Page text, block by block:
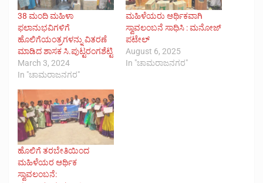
38 ಮಂದಿ ಮಹಿಳಾ
ಫಲಾನುಭವಿಗಳಿಗೆ
ಹೊಲಿಗೆಯಂತ್ರಗಳನ್ನು ವಿತರಣೆ
ಮಾಡಿದ ಶಾಸಕ ಸಿ.ಪುಟ್ಟರಂಗಶೆಟ್ಟಿ
March 3, 2024
In "ಚಾಮರಾಜನಗರ"
ಮಹಿಳೆಯರು ಆರ್ಥಿಕವಾಗಿ
ಸ್ವಾವಲಂಬನೆ ಸಾಧಿಸಿ : ಮನೋಜ್
ಪಟೇಲ್
August 6, 2025
In "ಚಾಮರಾಜನಗರ"
ಹೊಲಿಗೆ ತರಬೇತಿಯಿಂದ
ಮಹಿಳೆಯರ ಆರ್ಥಿಕ
ಸ್ವಾವಲಂಬನೆ: